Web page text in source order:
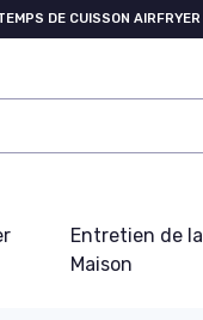
DE CUISSON AIRFRYER
Entretien de la
Maison